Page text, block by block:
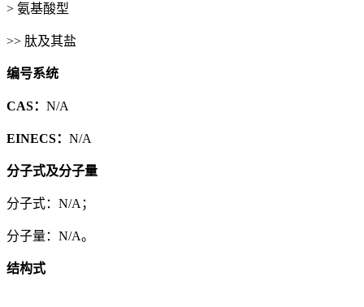
> 氨基酸型
>> 肽及其盐
编号系统
CAS： N/A
EINECS： N/A
分子式及分子量
分子式：N/A；
分子量：N/A。
结构式